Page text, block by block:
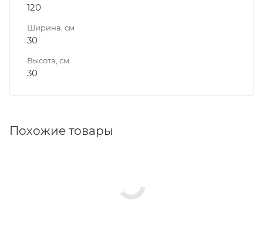
120
Ширина, см
30
Высота, см
30
Похожие товары